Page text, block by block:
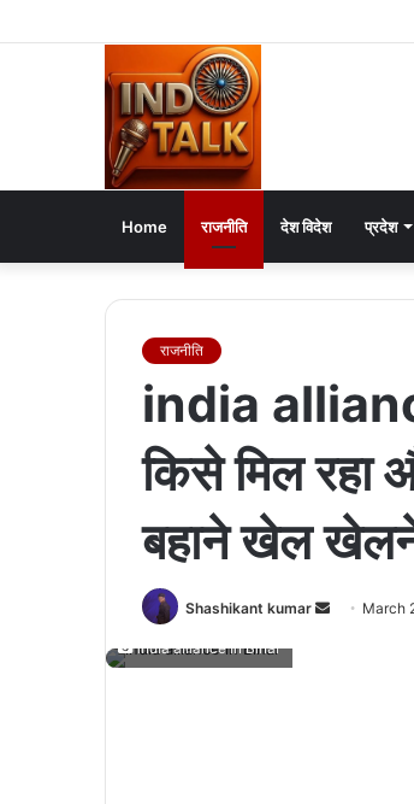
Home राजनीति देश विदेश प्रदेश
राजनीति
india
किसे मिल रहा
बहाने खेल
Shashikant kumar
Send March
india alliance in Bihar